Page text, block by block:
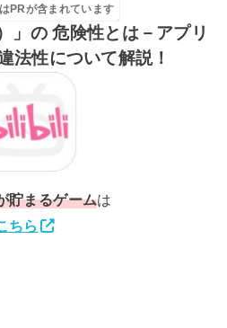
PRが含まれています
」の 危険性とは－アプリ
法性について解説！
貯まるゲームは
ちら